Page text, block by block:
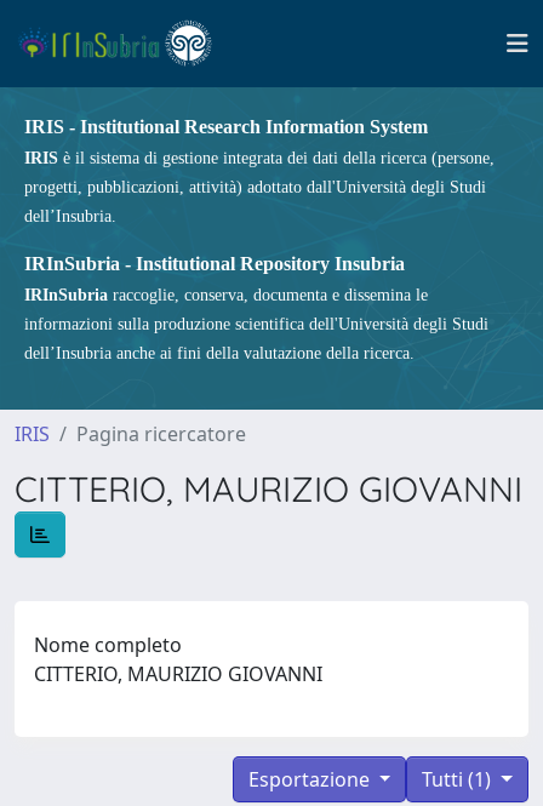
IRIS - Institutional Research Information System
IRIS è il sistema di gestione integrata dei dati della ricerca (persone,
progetti, pubblicazioni, attività) adottato dall'Università degli Studi
dell’Insubria.
IRInSubria - Institutional Repository Insubria
IRInSubria raccoglie, conserva, documenta e dissemina le
informazioni sulla produzione scientifica dell'Università degli Studi
dell’Insubria anche ai fini della valutazione della ricerca.
IRIS Pagina ricercatore
CITTERIO, MAURIZIO GIOVANNI
Nome completo
CITTERIO, MAURIZIO GIOVANNI
Tutti (1)
Esportazione